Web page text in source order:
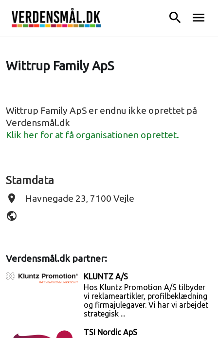
search menu
Wittrup Family ApS
Wittrup Family ApS er endnu ikke oprettet på
Verdensmål.dk
Klik her for at få organisationen oprettet.
Stamdata
place Havnegade 23, 7100 Vejle
public
Verdensmål.dk partner:
KLUNTZ A/S
Hos Kluntz Promotion A/S tilbyder
vi reklameartikler, profilbeklædning
og firmajulegaver. Vi har vi arbejdet
strategisk ...
TSI Nordic ApS